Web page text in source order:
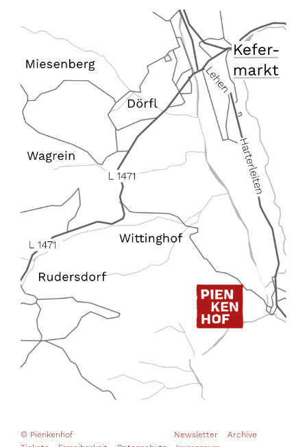
© Pienkenhof Newsletter
Archive